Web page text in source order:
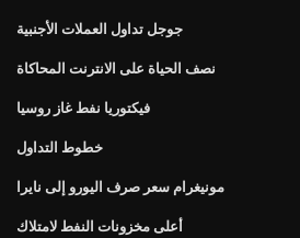
جوجل تداول العملات الأجنبية
نصف الحياة على الانترنت المحاكاة
فيكتوريا نفط غاز روسيا
خطوط التداول
مونيغرام سعر صرف اليورو إلى نايرا
أعلى مخزونات النفط لامتلاك